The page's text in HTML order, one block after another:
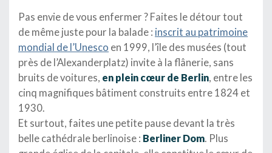
Pas envie de vous enfermer ? Faites le détour tout
de même juste pour la balade : inscrit au patrimoine
mondial de l’Unesco en 1999, l’île des musées (tout
près de l’Alexanderplatz) invite à la flânerie, sans
bruits de voitures, en plein cœur de Berlin, entre les
cinq magnifiques bâtiment construits entre 1824 et
1930.
Et surtout, faites une petite pause devant la très
belle cathédrale berlinoise : Berliner Dom. Plus